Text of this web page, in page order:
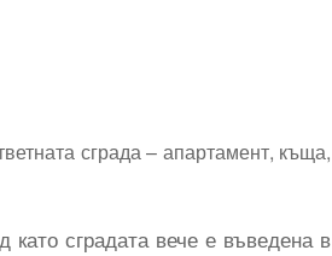
сграда – апартамент, къща,
сградата вече е въведена в